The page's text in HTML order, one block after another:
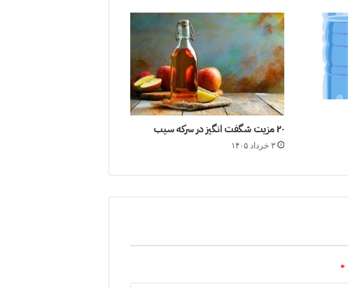
۲۰ مزیت شگفت انگیز در سرکه سیب
۳ خرداد ۱۴۰۵
*